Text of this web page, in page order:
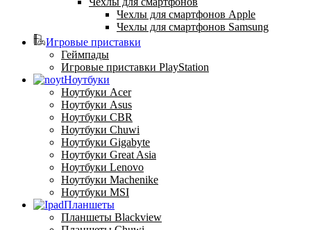
Чехлы для смартфонов Apple
Чехлы для смартфонов Samsung
Игровые приставки
Геймпады
Игровые приставки PlayStation
Ноутбуки
Ноутбуки Acer
Ноутбуки Asus
Ноутбуки CBR
Ноутбуки Chuwi
Ноутбуки Gigabyte
Ноутбуки Great Asia
Ноутбуки Lenovo
Ноутбуки Machenike
Ноутбуки MSI
Планшеты
Планшеты Blackview